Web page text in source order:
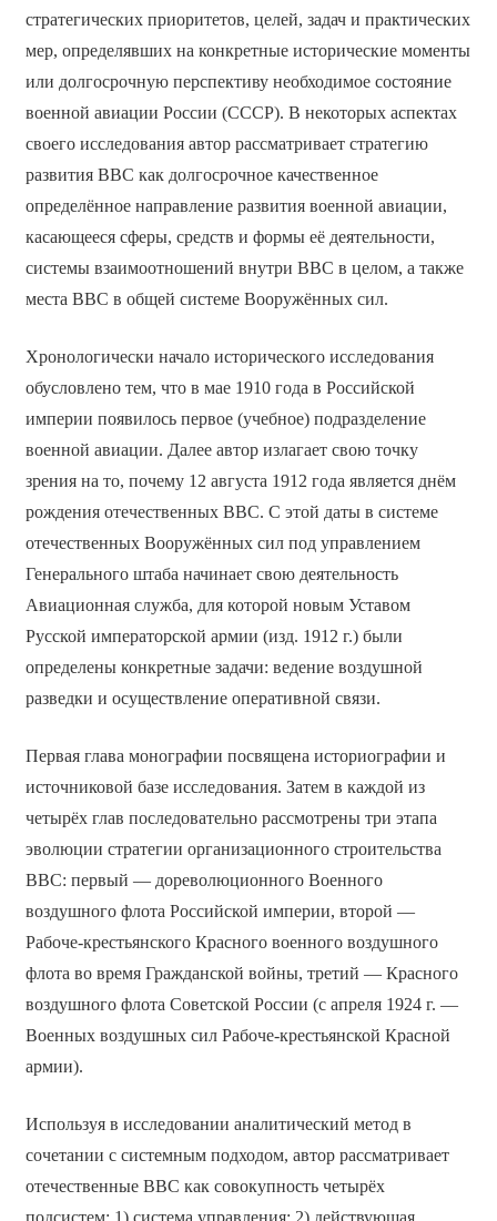
стратегических приоритетов, целей, задач и практических
мер, определявших на конкретные исторические моменты
или долгосрочную перспективу необходимое состояние
военной авиации России (СССР). В некоторых аспектах
своего исследования автор рассматривает стратегию
развития ВВС как долгосрочное качественное
определённое направление развития военной авиации,
касающееся сферы, средств и формы её деятельности,
системы взаимоотношений внутри ВВС в целом, а также
места ВВС в общей системе Вооружённых сил.
Хронологически начало исторического исследования
обусловлено тем, что в мае 1910 года в Российской
империи появилось первое (учебное) подразделение
военной авиации. Далее автор излагает свою точку
зрения на то, почему 12 августа 1912 года является днём
рождения отечественных ВВС. С этой даты в системе
отечественных Вооружённых сил под управлением
Генерального штаба начинает свою деятельность
Авиационная служба, для которой новым Уставом
Русской императорской армии (изд. 1912 г.) были
определены конкретные задачи: ведение воздушной
разведки и осуществление оперативной связи.
Первая глава монографии посвящена историографии и
источниковой базе исследования. Затем в каждой из
четырёх глав последовательно рассмотрены три этапа
эволюции стратегии организационного строительства
ВВС: первый — дореволюционного Военного
воздушного флота Российской империи, второй —
Рабоче-крестьянского Красного военного воздушного
флота во время Гражданской войны, третий — Красного
воздушного флота Советской России (с апреля 1924 г. —
Военных воздушных сил Рабоче-крестьянской Красной
армии).
Используя в исследовании аналитический метод в
сочетании с системным подходом, автор рассматривает
отечественные ВВС как совокупность четырёх